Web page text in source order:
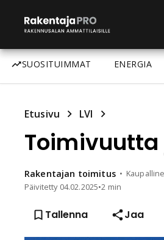
SUOSITUIMMAT ENERGIA
Etusivu LVI
Rakentajan toimitus
Päivitetty 04.02.2025•2 min
Tallenna Jaa